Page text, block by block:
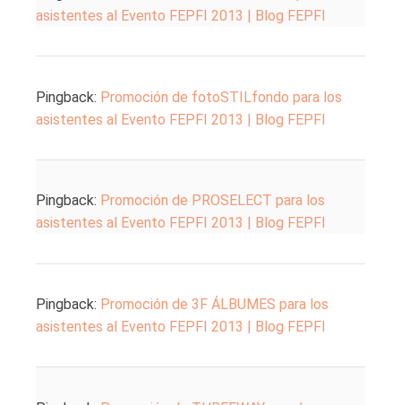
asistentes al Evento FEPFI 2013 | Blog FEPFI
Pingback: Promoción de fotoSTILfondo para los
asistentes al Evento FEPFI 2013 | Blog FEPFI
Pingback: Promoción de PROSELECT para los
asistentes al Evento FEPFI 2013 | Blog FEPFI
Pingback: Promoción de 3F ÁLBUMES para los
asistentes al Evento FEPFI 2013 | Blog FEPFI